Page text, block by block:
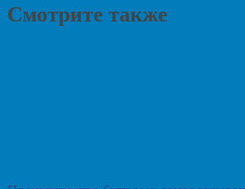
Смотрите также